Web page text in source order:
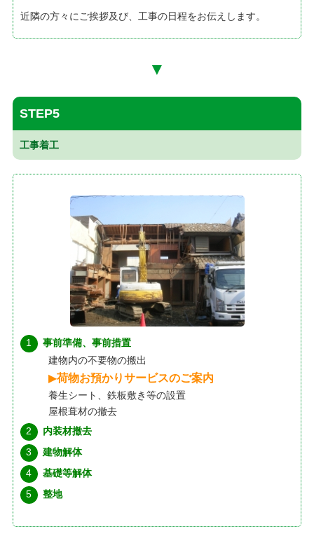
近隣の方々にご挨拶及び、工事の日程をお伝えします。
▼
STEP5
工事着工
事前準備、事前措置
建物内の不要物の搬出
▶︎荷物お預かりサービスのご案内
養生シート、鉄板敷き等の設置
屋根葺材の撤去
内装材撤去
建物解体
基礎等解体
整地